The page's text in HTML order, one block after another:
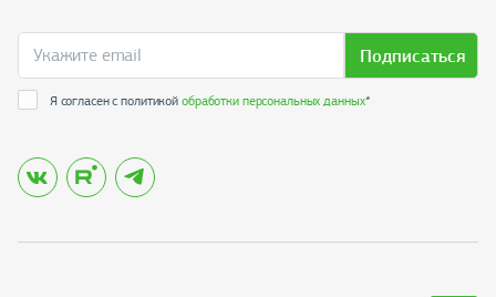
Подписаться
Я согласен с политикойобработки персональных данных*